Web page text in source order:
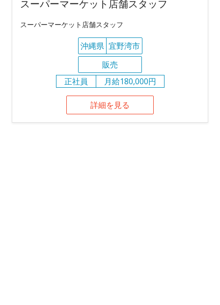
スーパーマーケット店舗スタッフ
スーパーマーケット店舗スタッフ
沖縄県 宜野湾市
販売
正社員
月給180,000円
詳細を見る